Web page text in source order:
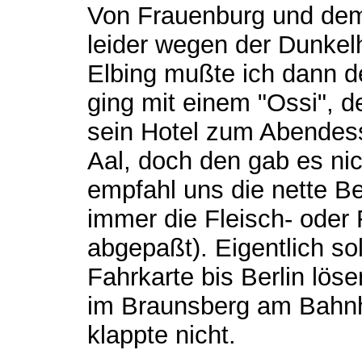
Von Frauenburg und
leider wegen der
Elbing mußte ich dann
ging mit einem "Ossi",
sein Hotel zum
Aal, doch den gab es
empfahl uns die nette
immer die Fleisch- oder
abgepaßt). Eigentlich
Fahrkarte bis Berlin
im Braunsberg am
klappte nicht.